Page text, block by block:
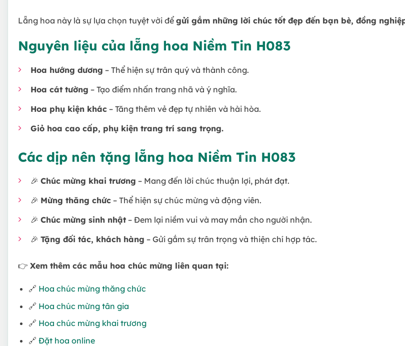
Lẵng hoa này là sự lựa chọn tuyệt vời để gửi gắm những lời chúc tốt đẹp đến bạn bè, đồng
Nguyên liệu của lẵng hoa Niềm Tin H083
Hoa hướng dương – Thể hiện sự trân quý và thành công.
Hoa cát tường – Tạo điểm nhấn trang nhã và ý nghĩa.
Hoa phụ kiện khác – Tăng thêm vẻ đẹp tự nhiên và hài hòa.
Giỏ hoa cao cấp, phụ kiện trang trí sang trọng.
Các dịp nên tặng lẵng hoa Niềm Tin H083
🎉 Chúc mừng khai trương – Mang đến lời chúc thuận lợi, phát đạt.
🎉 Mừng thăng chức – Thể hiện sự chúc mừng và động viên.
🎉 Chúc mừng sinh nhật – Đem lại niềm vui và may mắn cho người nhận.
🎉 Tặng đối tác, khách hàng – Gửi gắm sự trân trọng và thiện chí hợp tác.
👉 Xem thêm các mẫu hoa chúc mừng liên quan tại:
🔗 Hoa chúc mừng thăng chức
🔗 Hoa chúc mừng tân gia
🔗 Hoa chúc mừng khai trương
🔗 Đặt hoa online